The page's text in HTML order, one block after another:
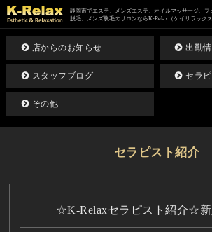
静岡市でエステ、メンズエステ、オイルマッサージ、フ
脱毛、メンズ脱毛のサロンならK-Relax（ケイリラックス
店からのお知らせ 出勤
スタッフブログ セラ
その他
セラピスト紹介
☆K-Relaxセラピスト紹介☆